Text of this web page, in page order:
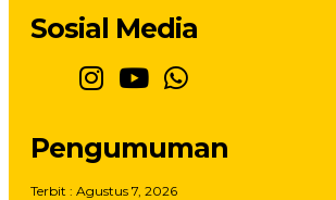
Sosial Media
Pengumuman
Terbit : Agustus 7, 2026